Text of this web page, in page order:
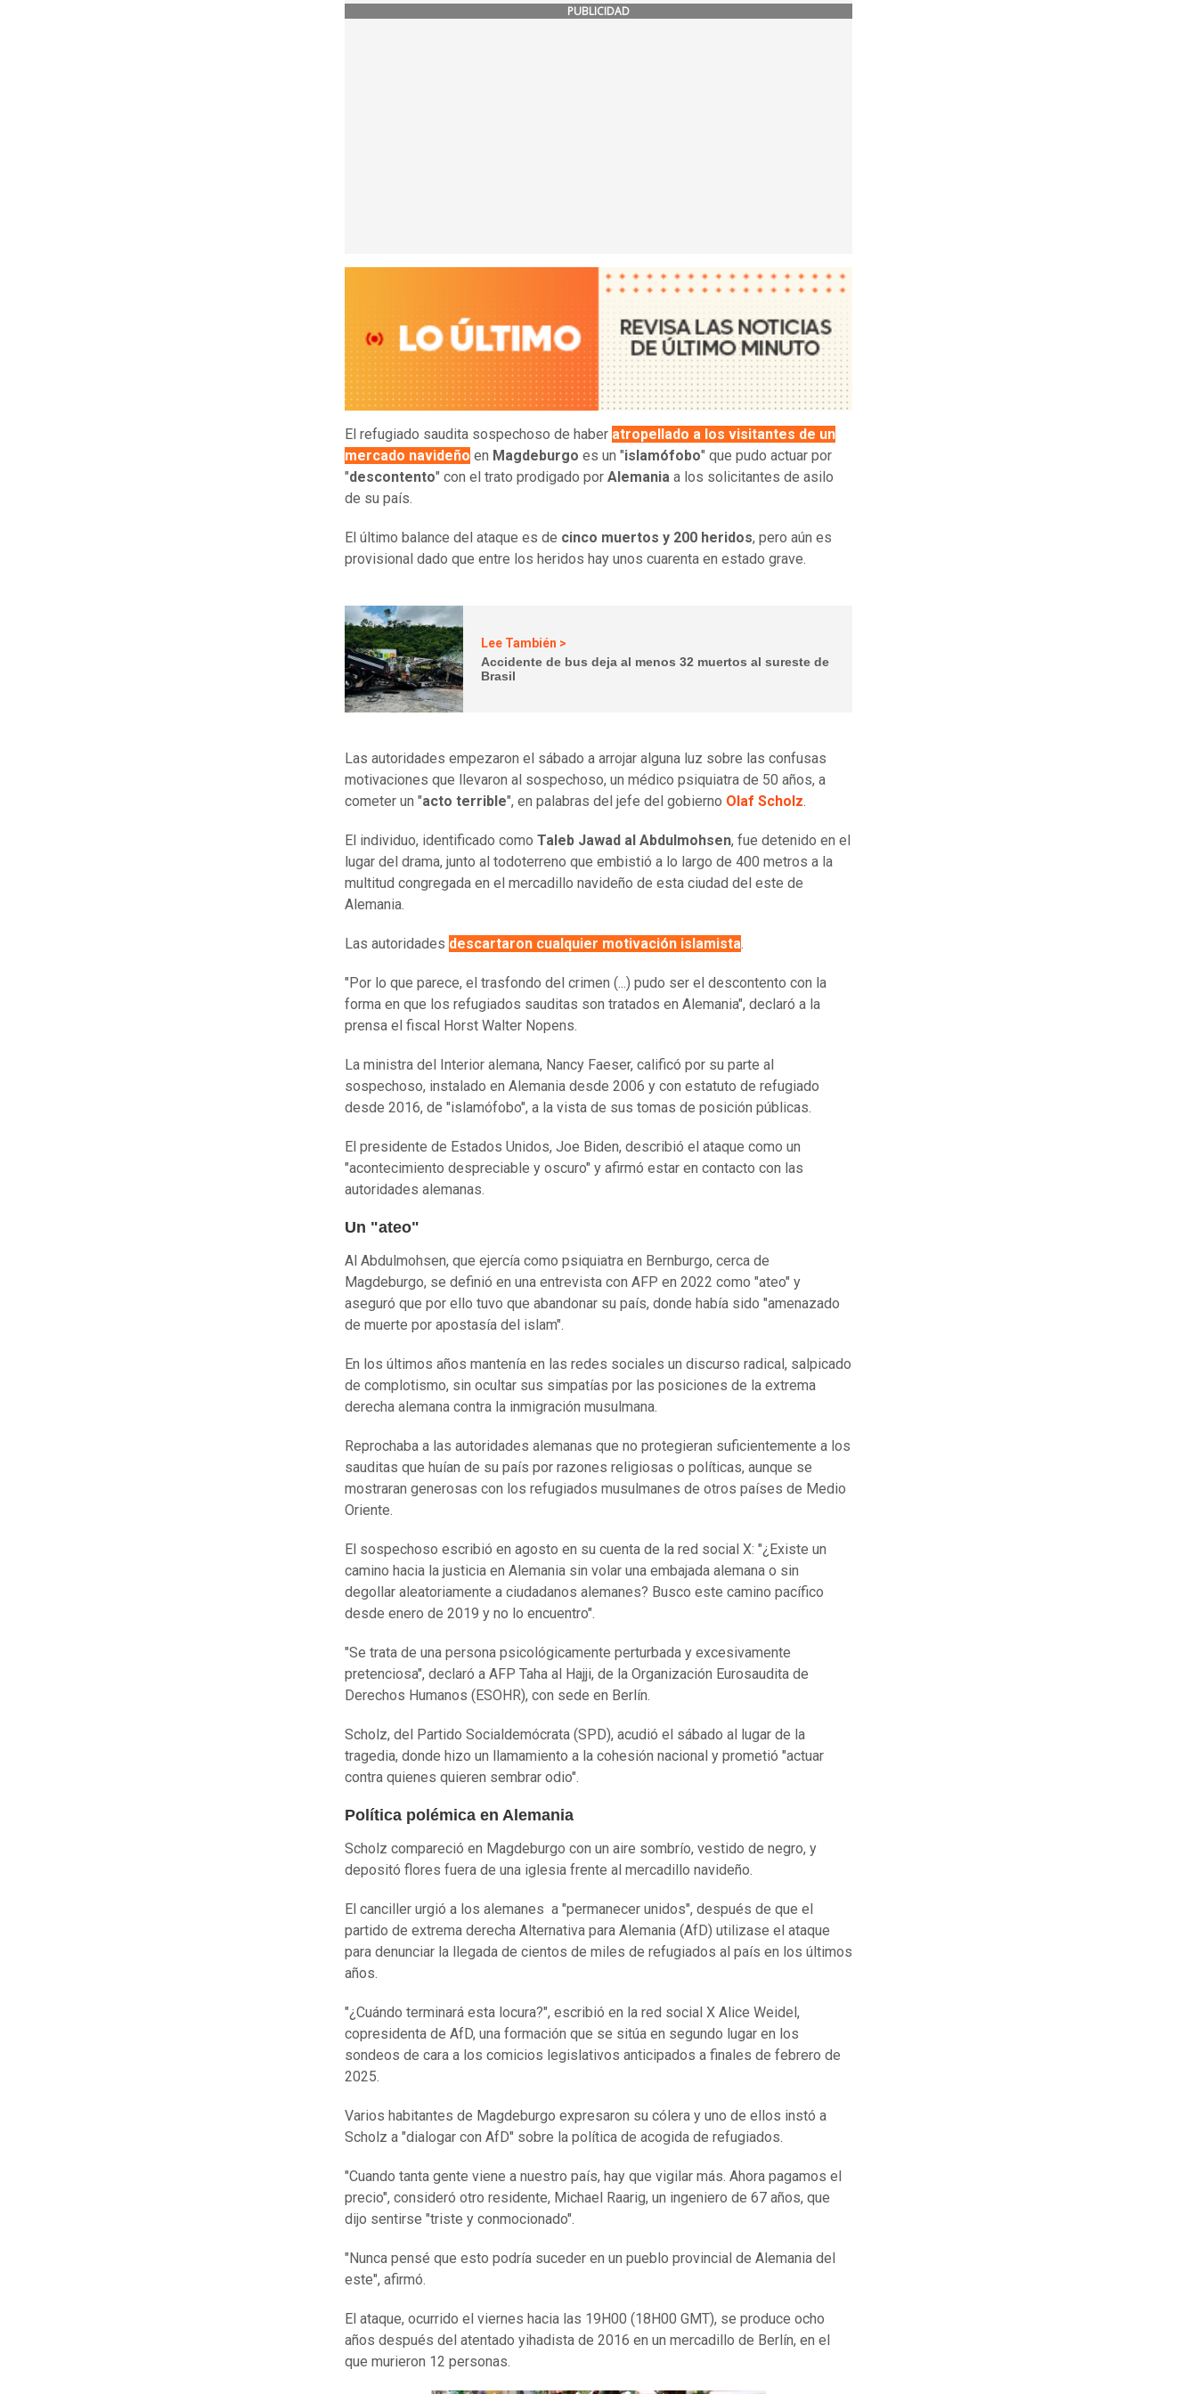
PUBLICIDAD
El refugiado saudita sospechoso de haber atropellado a los visitantes de un
mercado navideño en Magdeburgo es un "islamófobo" que pudo actuar por
"descontento" con el trato prodigado por Alemania a los solicitantes de asilo
de su país.
El último balance del ataque es de cinco muertos y 200 heridos, pero aún es
provisional dado que entre los heridos hay unos cuarenta en estado grave.
Lee También >
Accidente de bus deja al menos 32 muertos al sureste de
Brasil
Las autoridades empezaron el sábado a arrojar alguna luz sobre las confusas
motivaciones que llevaron al sospechoso, un médico psiquiatra de 50 años, a
cometer un "acto terrible", en palabras del jefe del gobierno Olaf Scholz.
El individuo, identificado como Taleb Jawad al Abdulmohsen, fue detenido en el
lugar del drama, junto al todoterreno que embistió a lo largo de 400 metros a la
multitud congregada en el mercadillo navideño de esta ciudad del este de
Alemania.
Las autoridades descartaron cualquier motivación islamista.
"Por lo que parece, el trasfondo del crimen (...) pudo ser el descontento con la
forma en que los refugiados sauditas son tratados en Alemania", declaró a la
prensa el fiscal Horst Walter Nopens.
La ministra del Interior alemana, Nancy Faeser, calificó por su parte al
sospechoso, instalado en Alemania desde 2006 y con estatuto de refugiado
desde 2016, de "islamófobo", a la vista de sus tomas de posición públicas.
El presidente de Estados Unidos, Joe Biden, describió el ataque como un
"acontecimiento despreciable y oscuro" y afirmó estar en contacto con las
autoridades alemanas.
Un "ateo"
Al Abdulmohsen, que ejercía como psiquiatra en Bernburgo, cerca de
Magdeburgo, se definió en una entrevista con AFP en 2022 como "ateo" y
aseguró que por ello tuvo que abandonar su país, donde había sido "amenazado
de muerte por apostasía del islam".
En los últimos años mantenía en las redes sociales un discurso radical, salpicado
de complotismo, sin ocultar sus simpatías por las posiciones de la extrema
derecha alemana contra la inmigración musulmana.
Reprochaba a las autoridades alemanas que no protegieran suficientemente a los
sauditas que huían de su país por razones religiosas o políticas, aunque se
mostraran generosas con los refugiados musulmanes de otros países de Medio
Oriente.
El sospechoso escribió en agosto en su cuenta de la red social X: "¿Existe un
camino hacia la justicia en Alemania sin volar una embajada alemana o sin
degollar aleatoriamente a ciudadanos alemanes? Busco este camino pacífico
desde enero de 2019 y no lo encuentro".
"Se trata de una persona psicológicamente perturbada y excesivamente
pretenciosa", declaró a AFP Taha al Hajji, de la Organización Eurosaudita de
Derechos Humanos (ESOHR), con sede en Berlín.
Scholz, del Partido Socialdemócrata (SPD), acudió el sábado al lugar de la
tragedia, donde hizo un llamamiento a la cohesión nacional y prometió "actuar
contra quienes quieren sembrar odio".
Política polémica en Alemania
Scholz compareció en Magdeburgo con un aire sombrío, vestido de negro, y
depositó flores fuera de una iglesia frente al mercadillo navideño.
El canciller urgió a los alemanes a "permanecer unidos", después de que el
partido de extrema derecha Alternativa para Alemania (AfD) utilizase el ataque
para denunciar la llegada de cientos de miles de refugiados al país en los últimos
años.
"¿Cuándo terminará esta locura?", escribió en la red social X Alice Weidel,
copresidenta de AfD, una formación que se sitúa en segundo lugar en los
sondeos de cara a los comicios legislativos anticipados a finales de febrero de
2025.
Varios habitantes de Magdeburgo expresaron su cólera y uno de ellos instó a
Scholz a "dialogar con AfD" sobre la política de acogida de refugiados.
"Cuando tanta gente viene a nuestro país, hay que vigilar más. Ahora pagamos el
precio", consideró otro residente, Michael Raarig, un ingeniero de 67 años, que
dijo sentirse "triste y conmocionado".
"Nunca pensé que esto podría suceder en un pueblo provincial de Alemania del
este", afirmó.
El ataque, ocurrido el viernes hacia las 19H00 (18H00 GMT), se produce ocho
años después del atentado yihadista de 2016 en un mercadillo de Berlín, en el
que murieron 12 personas.